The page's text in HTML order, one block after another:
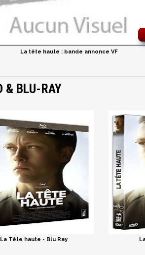
La tête haute : bande annonce VF
& BLU-RAY
La Tête haute - Blu Ray